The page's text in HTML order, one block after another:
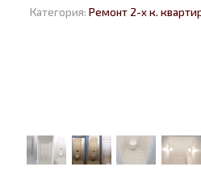
Категория: Ремонт 2-х к.